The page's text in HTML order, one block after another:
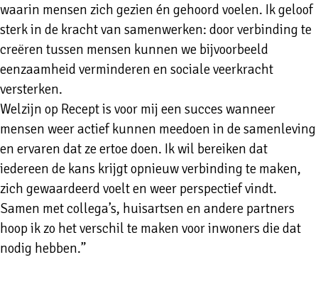
waarin mensen zich gezien én gehoord voelen. Ik geloof
sterk in de kracht van samenwerken: door verbinding te
creëren tussen mensen kunnen we bijvoorbeeld
eenzaamheid verminderen en sociale veerkracht
versterken.
Welzijn op Recept is voor mij een succes wanneer
mensen weer actief kunnen meedoen in de samenleving
en ervaren dat ze ertoe doen. Ik wil bereiken dat
iedereen de kans krijgt opnieuw verbinding te maken,
zich gewaardeerd voelt en weer perspectief vindt.
Samen met collega’s, huisartsen en andere partners
hoop ik zo het verschil te maken voor inwoners die dat
nodig hebben.”